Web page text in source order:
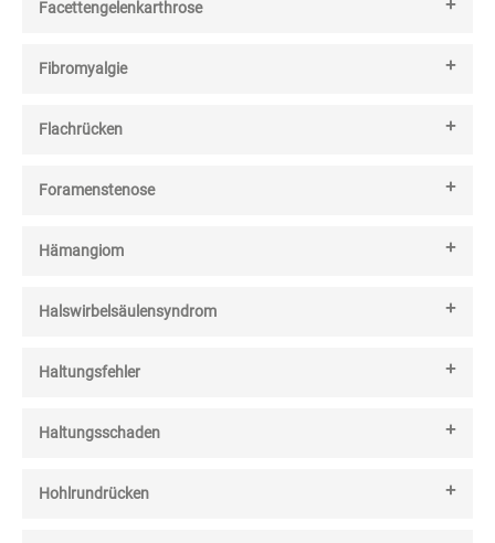
Facettengelenkarthrose
Fibromyalgie
Flachrücken
Foramenstenose
Hämangiom
Halswirbelsäulensyndrom
Haltungsfehler
Haltungsschaden
Hohlrundrücken